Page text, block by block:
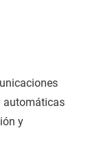
automáticas
y